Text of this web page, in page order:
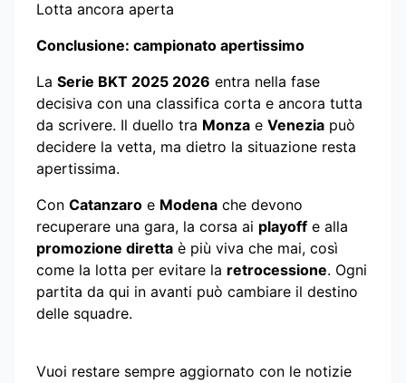
Lotta ancora aperta
Conclusione: campionato apertissimo
La Serie BKT 2025 2026 entra nella fase
decisiva con una classifica corta e ancora tutta
da scrivere. Il duello tra Monza e Venezia può
decidere la vetta, ma dietro la situazione resta
apertissima.
Con Catanzaro e Modena che devono
recuperare una gara, la corsa ai playoff e alla
promozione diretta è più viva che mai, così
come la lotta per evitare la retrocessione. Ogni
partita da qui in avanti può cambiare il destino
delle squadre.
Vuoi restare sempre aggiornato con le notizie